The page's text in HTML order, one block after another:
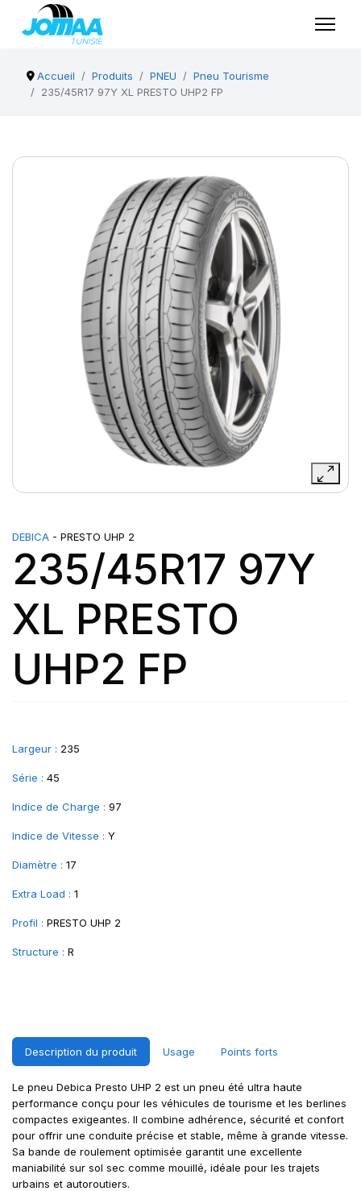
Accueil Produits PNEU
Pneu Tourisme
235/45R17 97Y XL PRESTO UHP2 FP
DEBICA - PRESTO UHP 2
235/45R17 97Y
XL PRESTO
UHP2 FP
Largeur : 235
Série : 45
Indice de Charge : 97
Indice de Vitesse : Y
Diamètre : 17
Extra Load : 1
Profil : PRESTO UHP 2
Structure : R
Description du produit Usage Points forts
Le pneu Debica Presto UHP 2 est un pneu été ultra haute
performance conçu pour les véhicules de tourisme et les berlines
compactes exigeantes. Il combine adhérence, sécurité et confort
pour offrir une conduite précise et stable, même à grande vitesse.
Sa bande de roulement optimisée garantit une excellente
maniabilité sur sol sec comme mouillé, idéale pour les trajets
urbains et autoroutiers.